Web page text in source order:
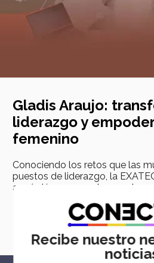
Gladis Araujo:
liderazgo y
femenino
Conociendo los retos que las
puestos de liderazgo, la
a más jóvenes a entornos de
Recibe nuestro